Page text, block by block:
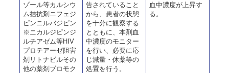
ゾール等カルシウ
ム拮抗剤ニフェジ
ピンニルバジピン
※ニカルジピンジ
ルチアゼム等HIV
プロテアーゼ阻害
剤リトナビルその
他の薬剤ブロモク
告されていること
から、患者の状態
を十分に観察する
とともに、本剤血
中濃度のモニター
を行い、必要に応
じ減量・休薬等の
処置を行う。
血中濃度が上昇す
る。